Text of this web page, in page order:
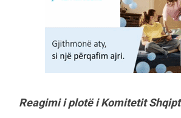
Reagimi i plotë i Komitetit